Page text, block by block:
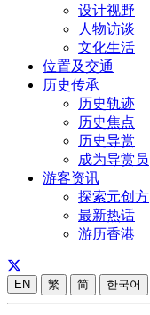
设计视野
人物访谈
文化生活
位置及交通
历史传承
历史轨迹
历史焦点
历史导赏
成为导赏员
游客资讯
探索元创方
最新热话
游历香港
EN 繁 简 한국어